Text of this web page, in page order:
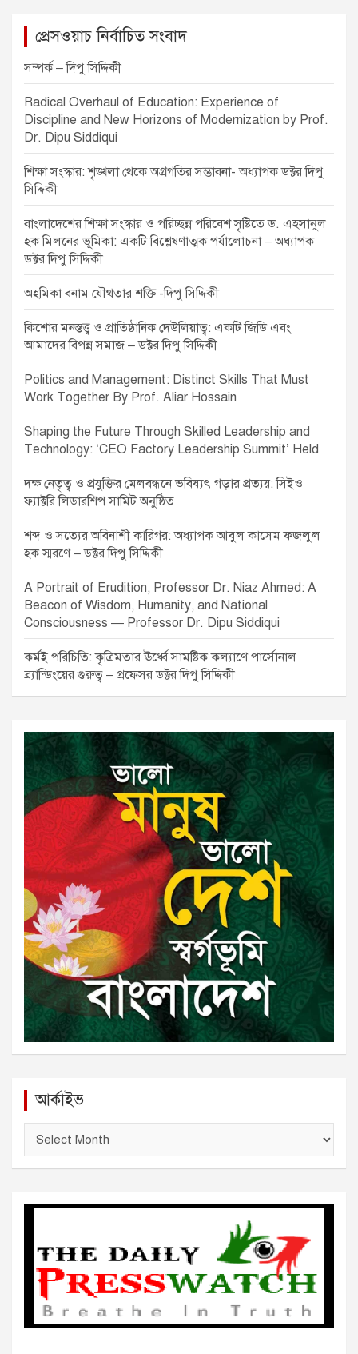
প্রেসওয়াচ নির্বাচিত সংবাদ
সম্পর্ক – দিপু সিদ্দিকী
Radical Overhaul of Education: Experience of
Discipline and New Horizons of Modernization by Prof.
Dr. Dipu Siddiqui
শিক্ষা সংস্কার: শৃঙ্খলা থেকে অগ্রগতির সম্ভাবনা- অধ্যাপক ডক্টর দিপু
সিদ্দিকী
বাংলাদেশের শিক্ষা সংস্কার ও পরিচ্ছন্ন পরিবেশ সৃষ্টিতে ড. এহসানুল
হক মিলনের ভূমিকা: একটি বিশ্লেষণাত্মক পর্যালোচনা – অধ্যাপক
ডক্টর দিপু সিদ্দিকী
অহমিকা বনাম যৌথতার শক্তি -দিপু সিদ্দিকী
কিশোর মনস্তত্ত্ব ও প্রাতিষ্ঠানিক দেউলিয়াত্ব: একটি জিডি এবং
আমাদের বিপন্ন সমাজ – ডক্টর দিপু সিদ্দিকী
Politics and Management: Distinct Skills That Must
Work Together By Prof. Aliar Hossain
Shaping the Future Through Skilled Leadership and
Technology: ‘CEO Factory Leadership Summit’ Held
দক্ষ নেতৃত্ব ও প্রযুক্তির মেলবন্ধনে ভবিষ্যৎ গড়ার প্রত্যয়: সিইও
ফ্যাক্টরি লিডারশিপ সামিট অনুষ্ঠিত
শব্দ ও সত্যের অবিনাশী কারিগর: অধ্যাপক আবুল কাসেম ফজলুল
হক স্মরণে – ডক্টর দিপু সিদ্দিকী
A Portrait of Erudition, Professor Dr. Niaz Ahmed: A
Beacon of Wisdom, Humanity, and National
Consciousness — Professor Dr. Dipu Siddiqui
কর্মই পরিচিতি: কৃত্রিমতার ঊর্ধ্বে সামষ্টিক কল্যাণে পার্সোনাল
ব্র্যান্ডিংয়ের গুরুত্ব – প্রফেসর ডক্টর দিপু সিদ্দিকী
আর্কাইভ
ই